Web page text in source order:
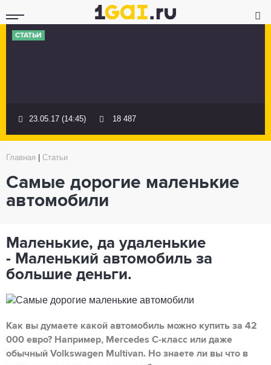
СТАТЬИ
23.05.17 (14:45) 18 487
Главная Статьи
Самые дорогие маленькие
автомобили
Маленькие, да удаленькие
- Маленький автомобиль за
большие деньги.
Как вы думаете какой автомобиль можно купить за 42
000 евро? Например, Mercedes C-класс или даже
обычный Volkswagen Multivan. Но знаете ли вы что в